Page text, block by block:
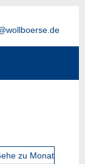
zu Monat